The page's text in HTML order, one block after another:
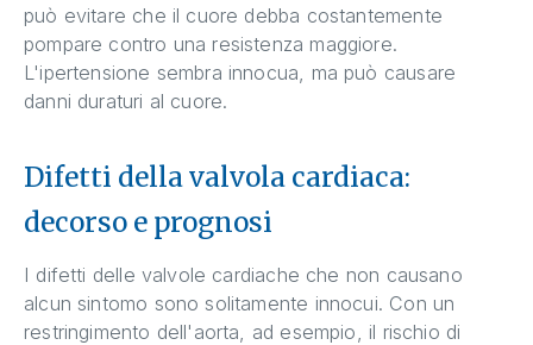
può evitare che il cuore debba costantemente
pompare contro una resistenza maggiore.
L'ipertensione sembra innocua, ma può causare
danni duraturi al cuore.
Difetti della valvola cardiaca:
decorso e prognosi
I difetti delle valvole cardiache che non causano
alcun sintomo sono solitamente innocui. Con un
restringimento dell'aorta, ad esempio, il rischio di